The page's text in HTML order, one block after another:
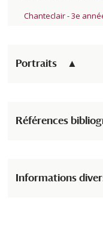
Chanteclair - 3e
Portraits
Références
Informations